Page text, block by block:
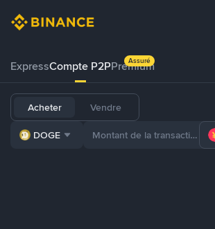
ExpressCompte P2PPremium
Assuré
Acheter Vendre
DOGE